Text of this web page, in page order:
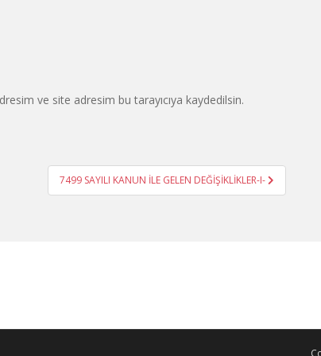
ve site adresim bu tarayıcıya kaydedilsin.
7499 SAYILI KANUN İLE GELEN DEĞİŞİKLİKLER-I-